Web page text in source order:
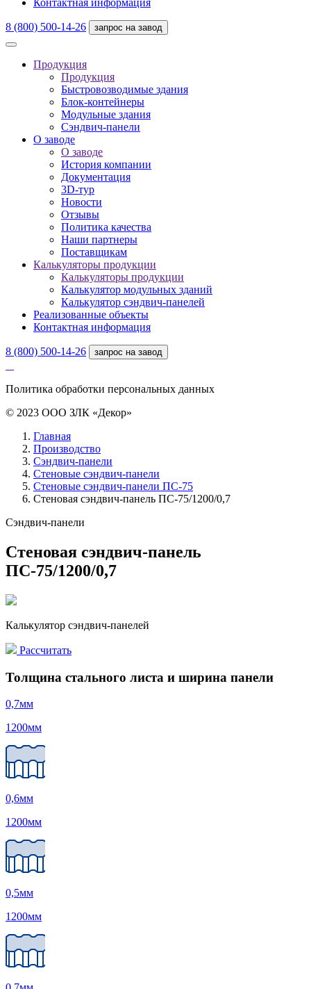
Контактная информация
8 (800) 500-14-26 запрос на завод
Продукция
Продукция
Быстровозводимые здания
Блок-контейнеры
Модульные здания
Сэндвич-панели
О заводе
О заводе
История компании
Документация
3D-тур
Новости
Отзывы
Политика качества
Наши партнеры
Поставщикам
Калькуляторы продукции
Калькуляторы продукции
Калькулятор модульных зданий
Калькулятор сэндвич-панелей
Реализованные объекты
Контактная информация
8 (800) 500-14-26 запрос на завод
Политика обработки персональных данных
© 2023 ООО ЗЛК «Декор»
Главная
Производство
Сэндвич-панели
Стеновые сэндвич-панели
Стеновые сэндвич-панели ПС-75
Стеновая сэндвич-панель ПС-75/1200/0,7
Сэндвич-панели
Стеновая сэндвич-панель
ПС-75/1200/0,7
Калькулятор сэндвич-панелей
Рассчитать
Толщина стального листа и ширина панели
0,7мм
1200мм
0,6мм
1200мм
0,5мм
1200мм